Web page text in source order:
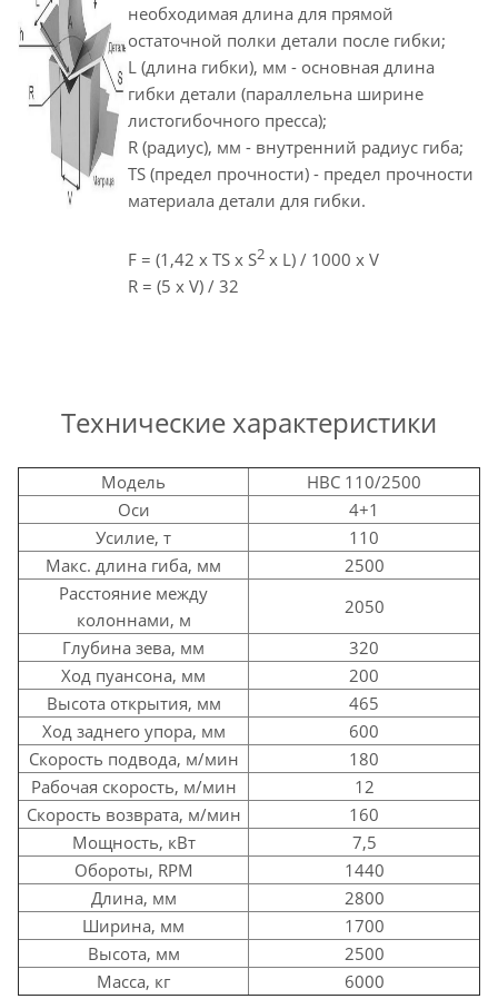
необходимая длина для прямой
остаточной полки детали после гибки;
L (длина гибки), мм - основная длина
гибки детали (параллельна ширине
листогибочного пресса);
R (радиус), мм - внутренний радиус гиба;
TS (предел прочности) - предел прочности
материала детали для гибки.
F = (1,42 x TS x S2 x L) / 1000 x V
R = (5 x V) / 32
Технические характеристики
Модель
HBC 110/2500
Оси
4+1
Усилие, т
110
Макс. длина гиба, мм
2500
Расстояние между
колоннами, м
2050
Глубина зева, мм
320
Ход пуансона, мм
200
Высота открытия, мм
465
Ход заднего упора, мм
600
Скорость подвода, м/мин
180
Рабочая скорость, м/мин
12
Скорость возврата, м/мин
160
Мощность, кВт
7,5
Обороты, RPM
1440
Длина, мм
2800
Ширина, мм
1700
Высота, мм
2500
Масса, кг
6000